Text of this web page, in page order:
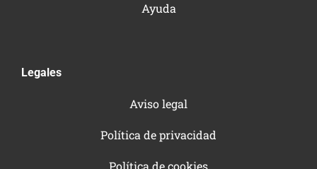
Ayuda
Legales
Aviso legal
Política de privacidad
Política de cookies